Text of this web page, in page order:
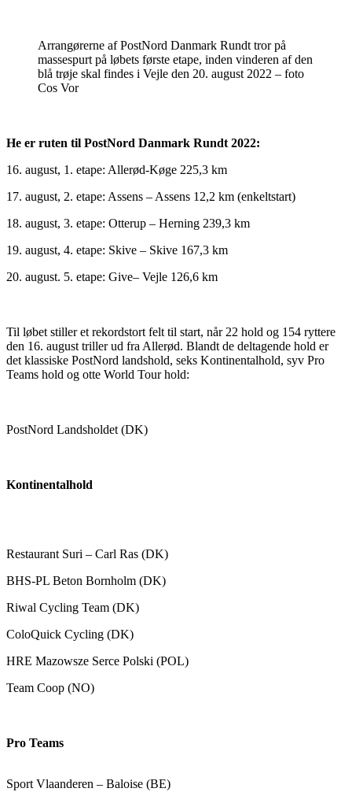
Arrangørerne af PostNord Danmark Rundt tror på
massespurt på løbets første etape, inden vinderen af den
blå trøje skal findes i Vejle den 20. august 2022 – foto
Cos Vor
He er ruten til PostNord Danmark Rundt 2022:
16. august, 1. etape: Allerød-Køge 225,3 km
17. august, 2. etape: Assens – Assens 12,2 km (enkeltstart)
18. august, 3. etape: Otterup – Herning 239,3 km
19. august, 4. etape: Skive – Skive 167,3 km
20. august. 5. etape: Give– Vejle 126,6 km
Til løbet stiller et rekordstort felt til start, når 22 hold og 154 ryttere
den 16. august triller ud fra Allerød. Blandt de deltagende hold er
det klassiske PostNord landshold, seks Kontinentalhold, syv Pro
Teams hold og otte World Tour hold:
PostNord Landsholdet (DK)
Kontinentalhold
Restaurant Suri – Carl Ras (DK)
BHS-PL Beton Bornholm (DK)
Riwal Cycling Team (DK)
ColoQuick Cycling (DK)
HRE Mazowsze Serce Polski (POL)
Team Coop (NO)
Pro Teams
Sport Vlaanderen – Baloise (BE)